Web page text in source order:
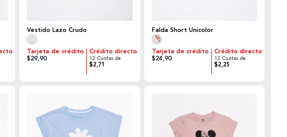
Vestido Lazo Crudo
Tarjeta de crédito
$29,90
Crédito directo
12 Cuotas de
$2,71
Falda Short Unicolor
Tarjeta de crédito
$24,90
Crédito directo
12 Cuotas de
$2,25